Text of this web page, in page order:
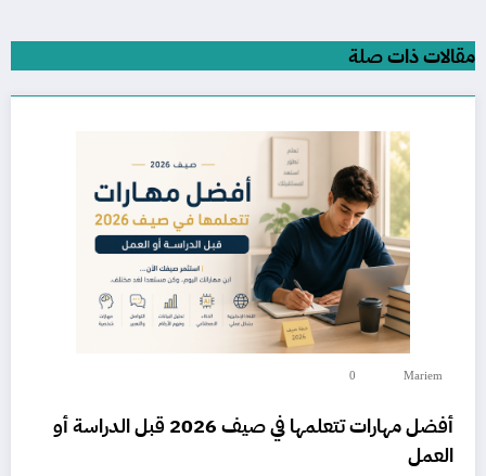
مقالات ذات صلة
Mariem
0
أفضل مهارات تتعلمها في صيف 2026 قبل الدراسة أو
العمل